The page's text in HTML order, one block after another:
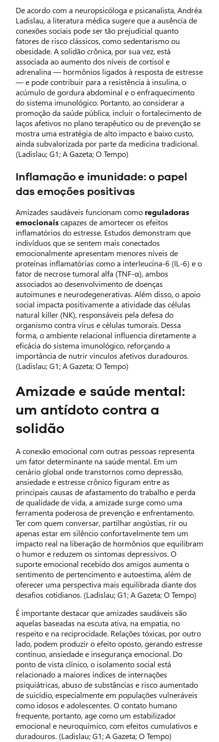
De acordo com a neuropsicóloga e psicanalista, Andréa
Ladislau, a literatura médica sugere que a ausência de
conexões sociais pode ser tão prejudicial quanto
fatores de risco clássicos, como sedentarismo ou
obesidade. A solidão crônica, por sua vez, está
associada ao aumento dos níveis de cortisol e
adrenalina — hormônios ligados à resposta de estresse
— e pode contribuir para a resistência à insulina, o
acúmulo de gordura abdominal e o enfraquecimento
do sistema imunológico. Portanto, ao considerar a
promoção da saúde pública, incluir o fortalecimento de
laços afetivos no plano terapêutico ou de prevenção se
mostra uma estratégia de alto impacto e baixo custo,
ainda subvalorizada por parte da medicina tradicional.
(Ladislau; G1; A Gazeta; O Tempo)
Inflamação e imunidade: o papel
das emoções positivas
Amizades saudáveis funcionam como reguladoras
emocionaiscapazes de amortecer os efeitos
inflamatórios do estresse. Estudos demonstram que
indivíduos que se sentem mais conectados
emocionalmente apresentam menores níveis de
proteínas inflamatórias como a interleucina-6 (IL-6) e o
fator de necrose tumoral alfa (TNF-α), ambos
associados ao desenvolvimento de doenças
autoimunes e neurodegenerativas. Além disso, o apoio
social impacta positivamente a atividade das células
natural killer (NK), responsáveis pela defesa do
organismo contra vírus e células tumorais. Dessa
forma, o ambiente relacional influencia diretamente a
eficácia do sistema imunológico, reforçando a
importância de nutrir vínculos afetivos duradouros.
(Ladislau; G1; A Gazeta; O Tempo)
Amizade e saúde mental:
um antídoto contra a
solidão
A conexão emocional com outras pessoas representa
um fator determinante na saúde mental. Em um
cenário global onde transtornos como depressão,
ansiedade e estresse crônico figuram entre as
principais causas de afastamento do trabalho e perda
de qualidade de vida, a amizade surge como uma
ferramenta poderosa de prevenção e enfrentamento.
Ter com quem conversar, partilhar angústias, rir ou
apenas estar em silêncio confortavelmente tem um
impacto real na liberação de hormônios que equilibram
o humor e reduzem os sintomas depressivos. O
suporte emocional recebido dos amigos aumenta o
sentimento de pertencimento e autoestima, além de
oferecer uma perspectiva mais equilibrada diante dos
desafios cotidianos. (Ladislau; G1; A Gazeta; O Tempo)
É importante destacar que amizades saudáveis são
aquelas baseadas na escuta ativa, na empatia, no
respeito e na reciprocidade. Relações tóxicas, por outro
lado, podem produzir o efeito oposto, gerando estresse
contínuo, ansiedade e insegurança emocional. Do
ponto de vista clínico, o isolamento social está
relacionado a maiores índices de internações
psiquiátricas, abuso de substâncias e risco aumentado
de suicídio, especialmente em populações vulneráveis
como idosos e adolescentes. O contato humano
frequente, portanto, age como um estabilizador
emocional e neuroquímico, com efeitos cumulativos e
duradouros. (Ladislau; G1; A Gazeta; O Tempo)